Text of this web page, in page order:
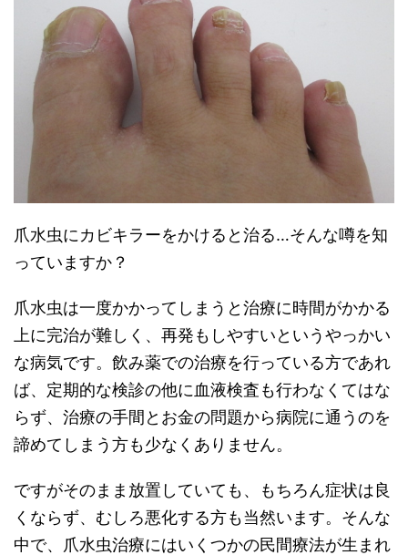
爪水虫にカビキラーをかけると治る…そんな噂を知
っていますか？
爪水虫は一度かかってしまうと治療に時間がかかる
上に完治が難しく、再発もしやすいというやっかい
な病気です。飲み薬での治療を行っている方であれ
ば、定期的な検診の他に血液検査も行わなくてはな
らず、治療の手間とお金の問題から病院に通うのを
諦めてしまう方も少なくありません。
ですがそのまま放置していても、もちろん症状は良
くならず、むしろ悪化する方も当然います。そんな
中で、爪水虫治療にはいくつかの民間療法が生まれ